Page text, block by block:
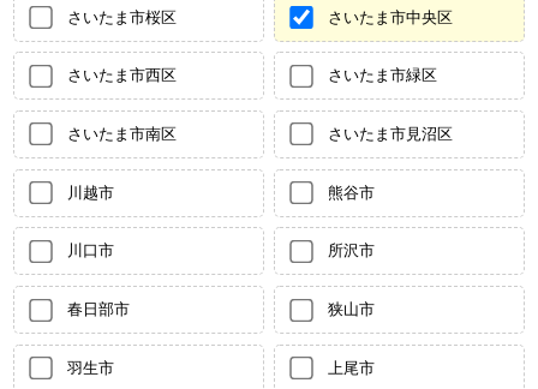
さいたま市桜区 さいたま市中央区
さいたま市西区 さいたま市緑区
さいたま市南区 さいたま市見沼区
川越市 熊谷市
川口市 所沢市
春日部市 狭山市
羽生市 上尾市